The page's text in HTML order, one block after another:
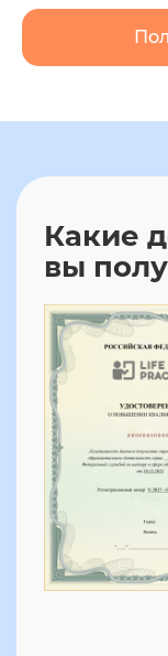
Какие
вы